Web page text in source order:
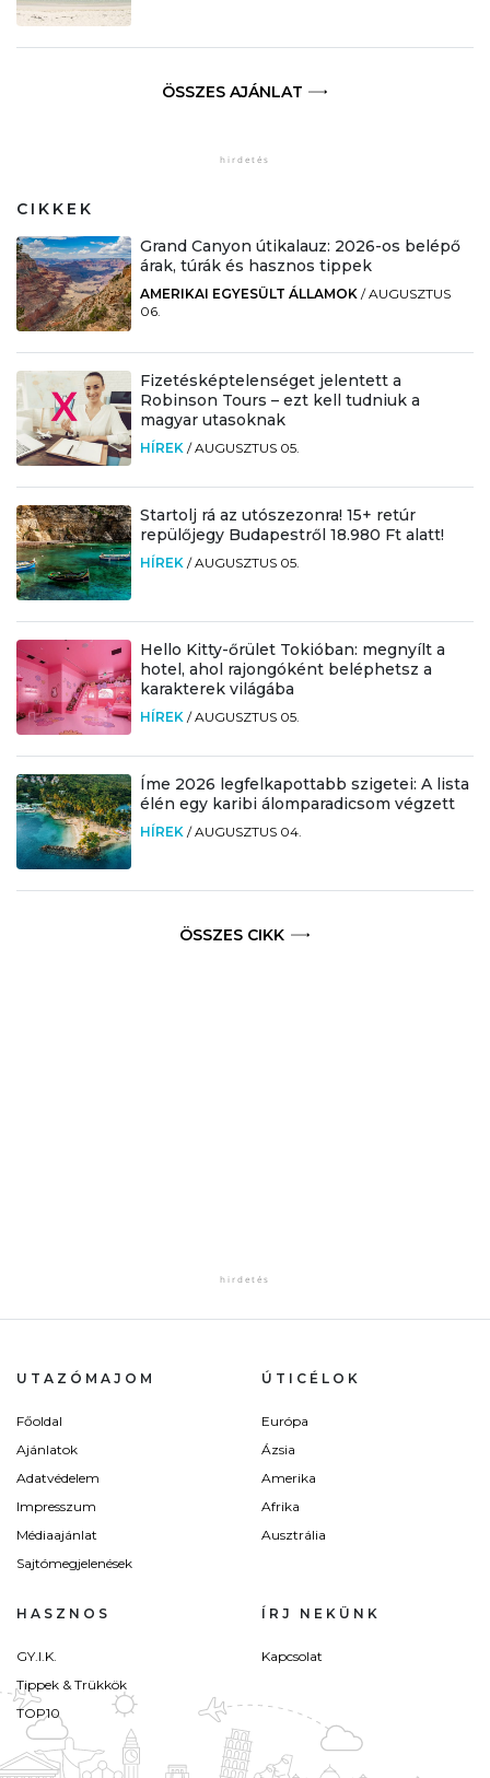
ÖSSZES AJÁNLAT
CIKKEK
Grand Canyon útikalauz: 2026-os belépő
árak, túrák és hasznos tippek
AMERIKAI EGYESÜLT ÁLLAMOK /AUGUSZTUS
06.
Fizetésképtelenséget jelentett a
Robinson Tours – ezt kell tudniuk a
magyar utasoknak
HÍREK /AUGUSZTUS 05.
Startolj rá az utószezonra! 15+ retúr
repülőjegy Budapestről 18.980 Ft alatt!
HÍREK /AUGUSZTUS 05.
Hello Kitty-őrület Tokióban: megnyílt a
hotel, ahol rajongóként beléphetsz a
karakterek világába
HÍREK /AUGUSZTUS 05.
Íme 2026 legfelkapottabb szigetei: A lista
élén egy karibi álomparadicsom végzett
HÍREK /AUGUSZTUS 04.
ÖSSZES CIKK
UTAZÓMAJOM
Főoldal
Ajánlatok
Adatvédelem
Impresszum
Médiaajánlat
Sajtómegjelenések
ÚTICÉLOK
Európa
Ázsia
Amerika
Afrika
Ausztrália
HASZNOS
GY.I.K.
Tippek & Trükkök
TOP10
ÍRJ NEKÜNK
Kapcsolat